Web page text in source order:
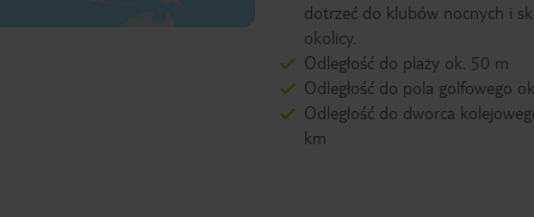
dotrzeć do klubów nocnych i
okolicy.
Odległość do plaży ok. 50 m
Odległość do pola golfowego
Odległość do dworca
km